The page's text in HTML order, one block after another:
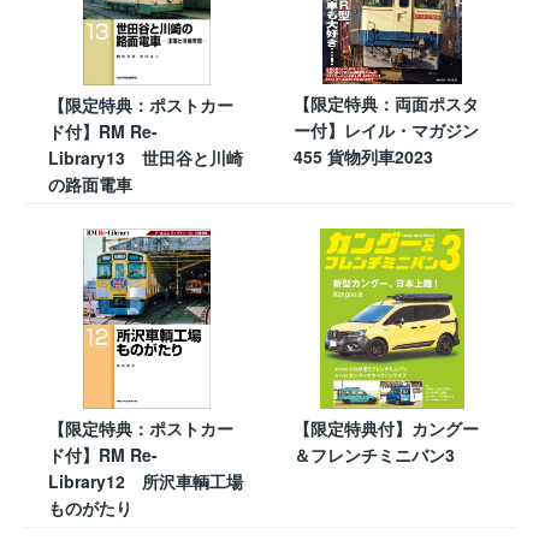
【限定特典：ポストカー
ド付】RM Re-
Library13 世田谷と川崎
の路面電車
【限定特典：両面ポスタ
ー付】レイル・マガジン
455 貨物列車2023
【限定特典：ポストカー
ド付】RM Re-
Library12 所沢車輌工場
ものがたり
【限定特典付】カングー
＆フレンチミニバン3